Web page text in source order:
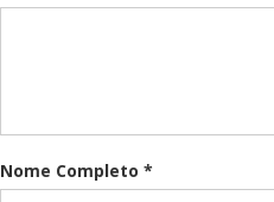
Nome Completo *